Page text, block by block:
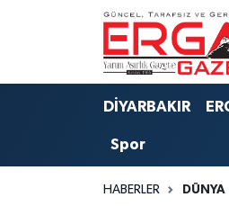
DİYARBAKIR
Spor
HABERLER DÜNYA
DİYARBAKIR
BAĞLAR
ERGANİ
Ergani Nöbetçi
Ergani Hava Durumu